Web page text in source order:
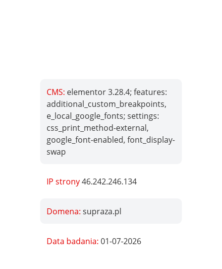
CMS: elementor 3.28.4; features:
additional_custom_breakpoints,
e_local_google_fonts; settings:
css_print_method-external,
google_font-enabled, font_display-
swap
IP strony46.242.246.134
Domena:supraza.pl
Data badania:01-07-2026